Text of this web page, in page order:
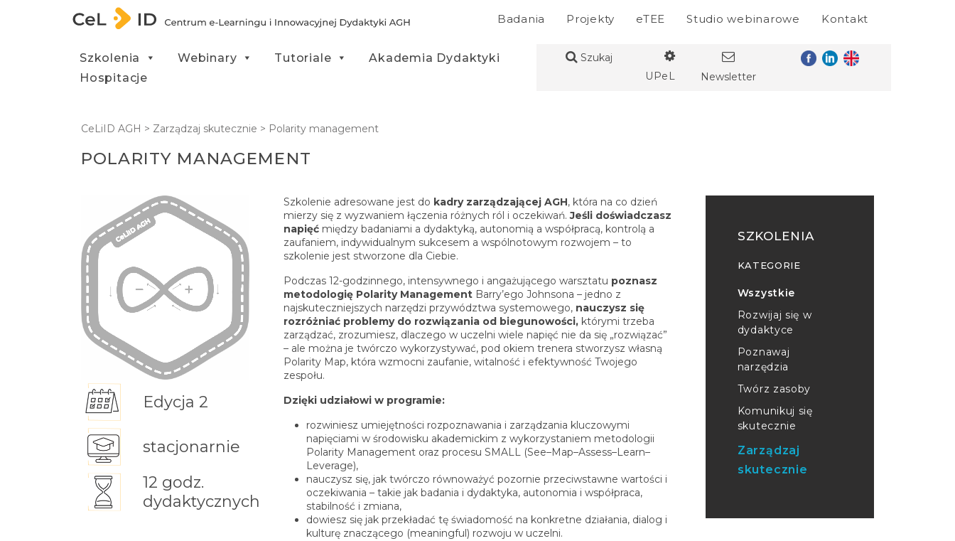
Badania Projekty eTEE Studio webinarowe Kontakt
Szkolenia Webinary Tutoriale
Akademia Dydaktyki
Hospitacje
Szukaj
UPeL
Newsletter
CeLiID AGH > Zarządzaj skutecznie > Polarity management
POLARITY MANAGEMENT
Edycja 2
stacjonarnie
12 godz.
dydaktycznych
Szkolenie adresowane jest do kadry zarządzającej AGH, która na co dzień
mierzy się z wyzwaniem łączenia różnych ról i oczekiwań.Jeśli doświadczasz
napięć między badaniami a dydaktyką, autonomią a współpracą, kontrolą a
zaufaniem, indywidualnym sukcesem a wspólnotowym rozwojem – to
szkolenie jest stworzone dla Ciebie.
Podczas 12-godzinnego, intensywnego i angażującego warsztatu poznasz
metodologię Polarity Management Barry’ego Johnsona – jedno z
najskuteczniejszych narzędzi przywództwa systemowego, nauczysz się
rozróżniać problemy do rozwiązania od biegunowości, którymi trzeba
zarządzać, zrozumiesz, dlaczego w uczelni wiele napięć nie da się „rozwiązać”
– ale można je twórczo wykorzystywać, pod okiem trenera stworzysz własną
Polarity Map, która wzmocni zaufanie, witalność i efektywność Twojego
zespołu.
Dzięki udziałowi w programie:
rozwiniesz umiejętności rozpoznawania i zarządzania kluczowymi
napięciami w środowisku akademickim z wykorzystaniem metodologii
Polarity Management oraz procesu SMALL (See–Map–Assess–Learn–
Leverage),
nauczysz się, jak twórczo równoważyć pozornie przeciwstawne wartości i
oczekiwania – takie jak badania i dydaktyka, autonomia i współpraca,
stabilność i zmiana,
dowiesz się jak przekładać tę świadomość na konkretne działania, dialog i
kulturę znaczącego (meaningful) rozwoju w uczelni.
SZKOLENIA
KATEGORIE
Wszystkie
Rozwijaj się w
dydaktyce
Poznawaj
narzędzia
Twórz zasoby
Komunikuj się
skutecznie
Zarządzaj
skutecznie